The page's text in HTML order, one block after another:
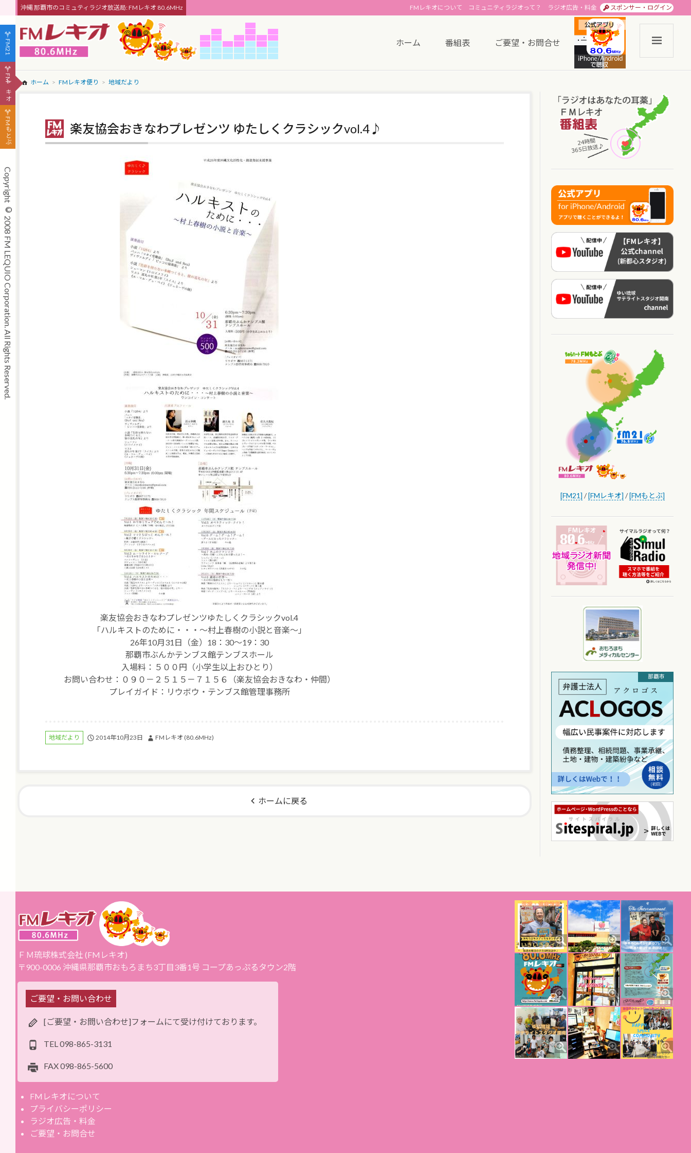
沖縄 那覇市のコミュティラジオ放送局: FMレキオ 80.6MHz スポンサー・ログイン
ラジオ広告・料金
コミュニティラジオって？
FMレキオについて
ホーム 番組表 ご要望・お問合せ
ホーム FMレキオ便り 地域だより
楽友協会おきなわプレゼンツ ゆたしくクラシックvol.4♪
楽友協会おきなわプレゼンツゆたしくクラシックvol.4
「ハルキストのために・・・～村上春樹の小説と音楽～」
26年10月31日（金）18：30～19：30
那覇市ぶんかテンブス館テンブスホール
入場料：５００円（小学生以上おひとり）
お問い合わせ：０９０－２５１５－７１５６（楽友協会おきなわ・仲間）
プレイガイド：リウボウ・テンブス館管理事務所
地域だより 2014年10月23日 FMレキオ (80.6MHz)
ホームに戻る
[FM21] /[FMレキオ] /[FMもとぶ]
ＦＭ琉球株式会社 (FMレキオ)
〒900-0006 沖縄県那覇市おもろまち3丁目3番1号 コープあっぷるタウン2階
ご要望・お問い合わせ
[ご要望・お問い合わせ]フォームにて受け付けております。
TEL 098-865-3131
FAX098-865-5600
FMレキオについて
プライバシーポリシー
ラジオ広告・料金
ご要望・お問合せ
FM21
FMレキオ
FMもとぶ
Copyright © 2008 FM LEQUIO Corporation. All Rights Reserved.